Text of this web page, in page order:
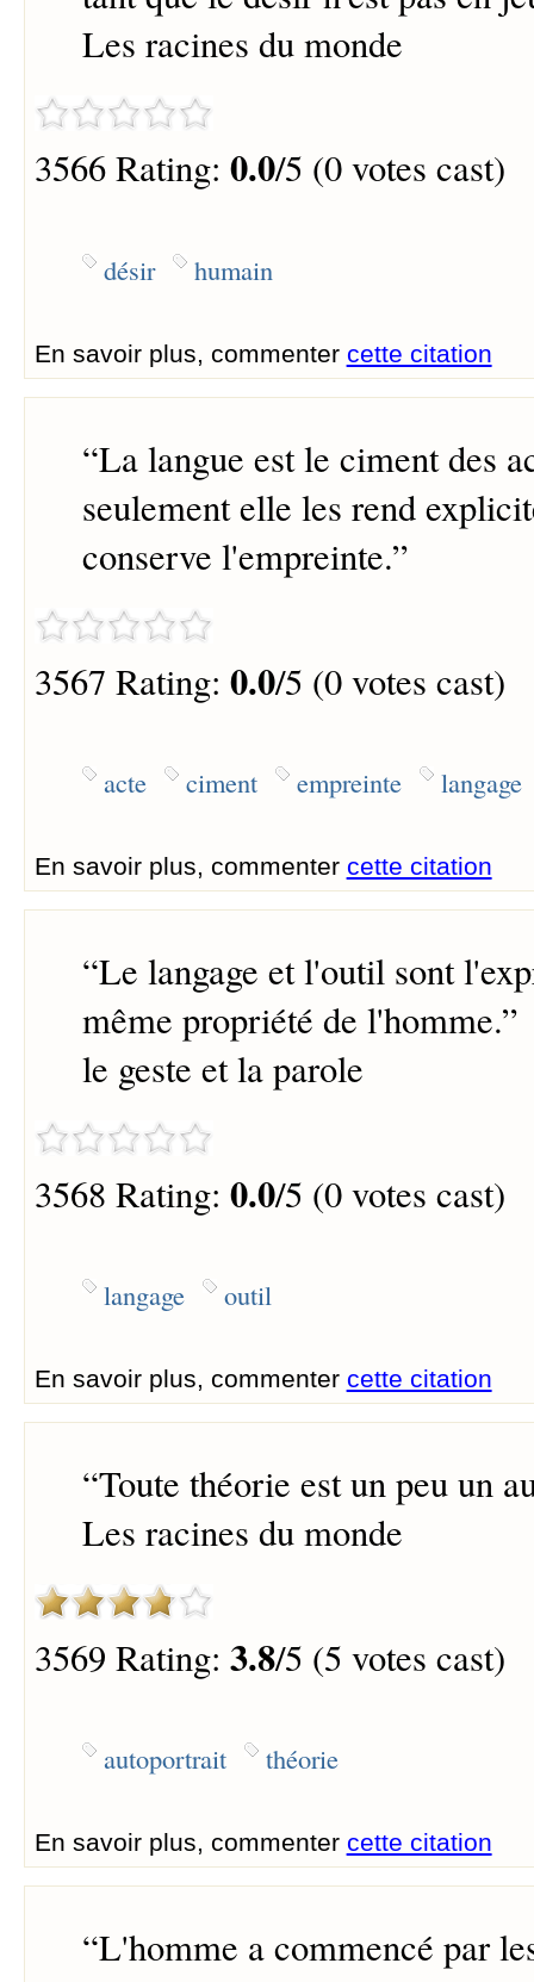
Les racines du monde
3566 Rating: 0.0/5 (0 votes cast)
désir humain
En savoir plus, commenter cette citation
“La langue est le ciment des
seulement elle les rend
conserve l'empreinte.”
3567 Rating: 0.0/5 (0 votes cast)
acte ciment empreinte langage
En savoir plus, commenter cette citation
“Le langage et l'outil sont
même propriété de l'homme.”
le geste et la parole
3568 Rating: 0.0/5 (0 votes cast)
langage outil
En savoir plus, commenter cette citation
“Toute théorie est un peu un
Les racines du monde
3569 Rating: 3.8/5 (5 votes cast)
autoportrait théorie
En savoir plus, commenter cette citation
“L'homme a commencé par